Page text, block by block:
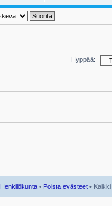
Hyppää:
Henkilökunta • Poista evästeet •